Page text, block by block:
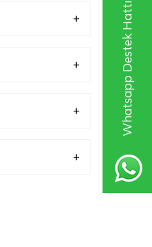
Whatsapp Destek Hattı